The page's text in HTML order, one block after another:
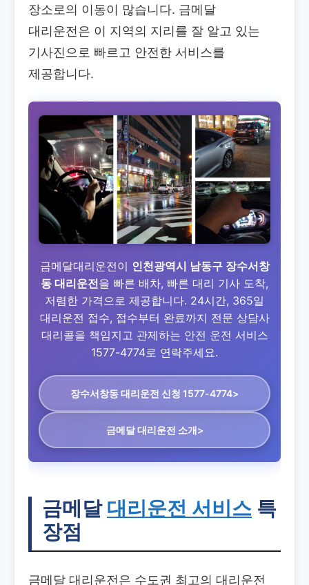
장소로의 이동이 많습니다. 금메달
대리운전은 이 지역의 지리를 잘 알고 있는
기사진으로 빠르고 안전한 서비스를
제공합니다.
금메달대리운전이 인천광역시 남동구 장수서창
동 대리운전을 빠른 배차, 빠른 대리 기사 도착,
저렴한 가격으로 제공합니다. 24시간, 365일
대리운전 접수, 접수부터 완료까지 전문 상담사
대리콜을 책임지고 관제하는 안전 운전 서비스
1577-4774로 연락주세요.
장수서창동 대리운전 신청 1577-4774>
금메달 대리운전 소개>
금메달 대리운전 서비스 특
장점
금메달 대리운전은 수도권 최고의 대리운전